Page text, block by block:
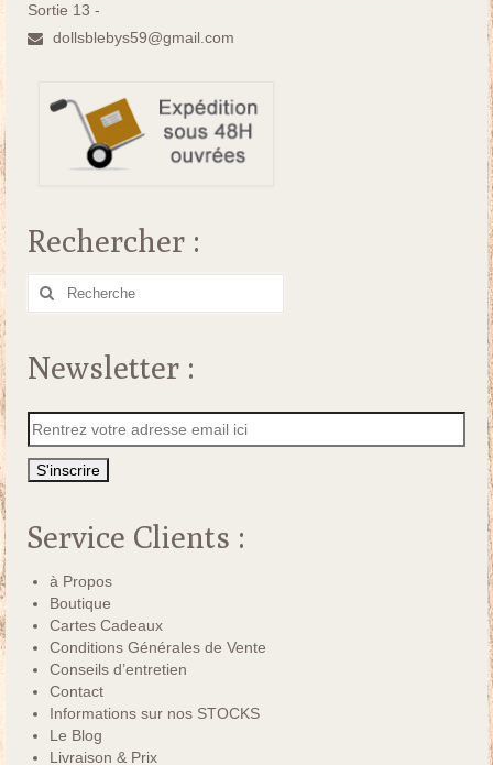
Sortie 13 -
dollsblebys59@gmail.com
Rechercher :
Rechercher
Newsletter :
Service Clients :
à Propos
Boutique
Cartes Cadeaux
Conditions Générales de Vente
Conseils d’entretien
Contact
Informations sur nos STOCKS
Le Blog
Livraison & Prix